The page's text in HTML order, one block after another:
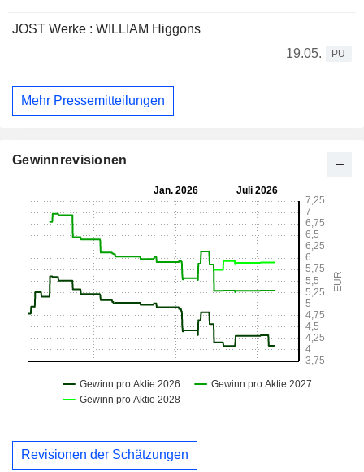
JOST Werke : WILLIAM Higgons
19.05.
PU
Mehr Pressemitteilungen
Gewinnrevisionen
Revisionen der Schätzungen